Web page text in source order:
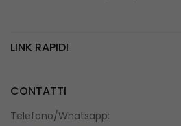
LINK RAPIDI
CONTATTI
Telefono/Whatsapp: